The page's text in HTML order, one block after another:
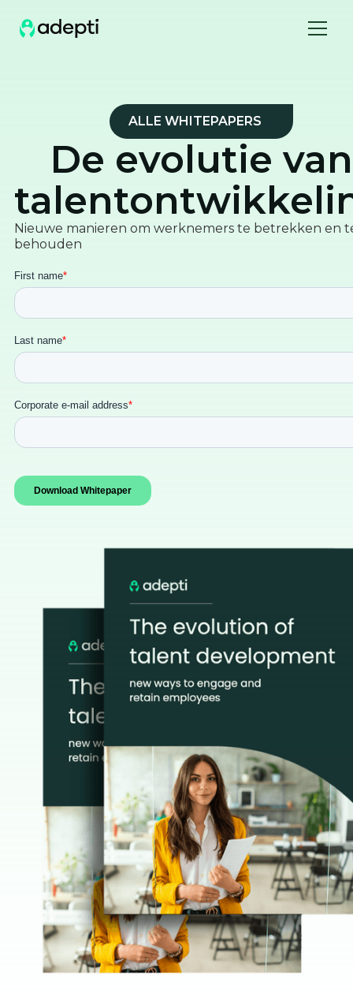
ALLE WHITEPAPERS
De evolutie van
Nieuwe manieren om werknemers te betrekken en
behouden